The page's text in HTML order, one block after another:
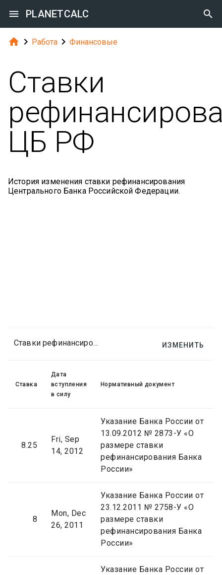
 PLANETCALC 
  Работа  Финансовые
Ставки
ЦБ РФ
История изменения ставки рефинансирования
Центрального Банка Российской Федерации.
ИЗМЕНИТЬ
Ставки рефинансирования ЦБ РФ
Ставка
Дата
вступления
в силу
Нормативный документ
8.25
Fri, Sep
14, 2012
Указание Банка России от
13.09.2012 № 2873-У «О
размере ставки
рефинансирования Банка
России»
8
Mon, Dec
26, 2011
Указание Банка России от
23.12.2011 № 2758-У «О
размере ставки
рефинансирования Банка
России»
Указание Банка России от